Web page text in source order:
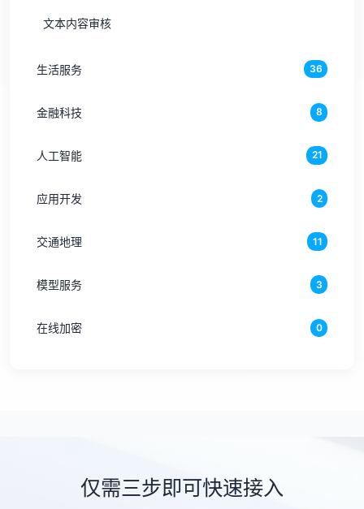
文本内容审核
生活服务 36
金融科技 8
人工智能 21
应用开发 2
交通地理 11
模型服务 3
在线加密 0
仅需三步即可快速接入